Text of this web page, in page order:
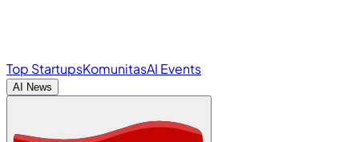
Top StartupsKomunitasAI Events
AI News